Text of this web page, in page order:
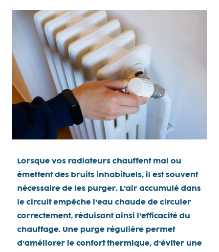
Lorsque vos radiateurs chauffent mal ou
émettent des bruits inhabituels, il est souvent
nécessaire de les purger. L’air accumulé dans
le circuit empêche l’eau chaude de circuler
correctement, réduisant ainsi l’efficacité du
chauffage. Une purge régulière permet
d’améliorer le confort thermique, d’éviter une